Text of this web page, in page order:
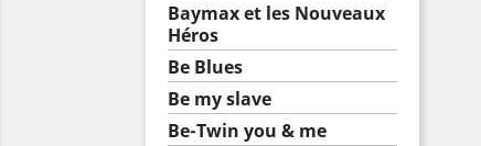
Baymax et les Nouveaux
Héros
Be Blues
Be my slave
Be-Twin you & me